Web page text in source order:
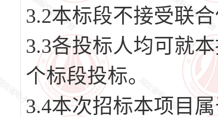
3.2本标段不接受联
3.3各投标人均可就
个标段投标。
3.4本次招标本项目